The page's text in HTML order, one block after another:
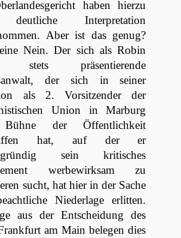
haben hierzu
Interpretation
Aber ist das genug?
Nein. Der sich als Robin
stets präsentierende
der sich in seiner
als 2. Vorsitzender der
Union in Marburg
der Öffentlichkeit
hat, auf der er
sein kritisches
werbewirksam zu
sucht, hat hier in der Sache
Niederlage erlitten.
aus der Entscheidung des
am Main belegen dies